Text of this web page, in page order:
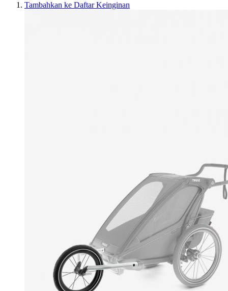
Tambahkan ke Daftar Keinginan